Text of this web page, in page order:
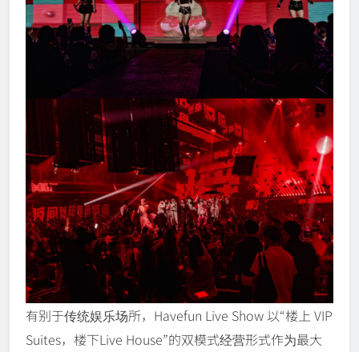
有别于传统娱乐场所，Havefun Live Show 以“楼上 VIP
Suites，楼下Live House”的双模式经营形式作为最大